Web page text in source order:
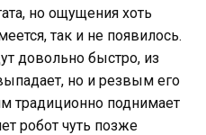
но ощущения хоть
так и не появилось.
довольно быстро, из
но и резвым его
традиционно поднимает
робот чуть позже